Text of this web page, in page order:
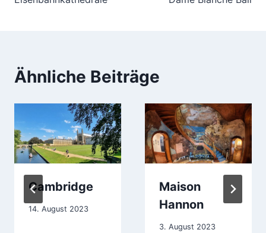
Ähnliche Beiträge
Cambridge
14. August 2023
Maison
Hannon
3. August 2023